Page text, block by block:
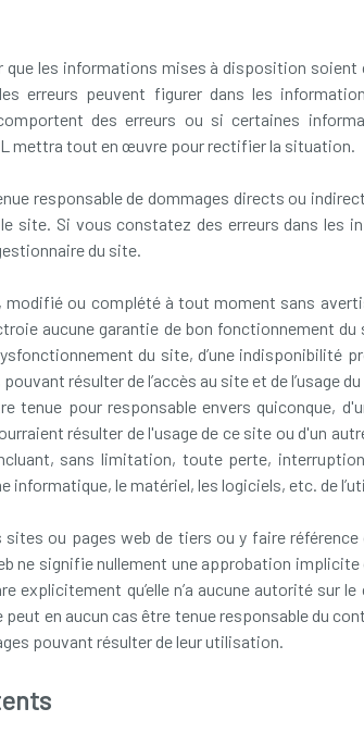
que les informations mises à disposition soient
erreurs peuvent figurer dans les
des erreurs ou si certaines
mettra tout en œuvre pour rectifier la situation.
responsable de dommages directs ou
site. Si vous constatez des erreurs dans les
du site.
ou complété à tout moment sans
aucune garantie de bon fonctionnement
du site, d’une indisponibilité
résulter de l’accès au site et de l’usage du
tenue pour responsable envers quiconque,
résulter de l'usage de ce site ou d'un
sans limitation, toute perte,
le matériel, les logiciels, etc. de
ou pages web de tiers ou y faire référence
ne signifie nullement une approbation implicite
explicitement qu’elle n’a aucune autorité sur
en aucun cas être tenue responsable du
pouvant résulter de leur utilisation.